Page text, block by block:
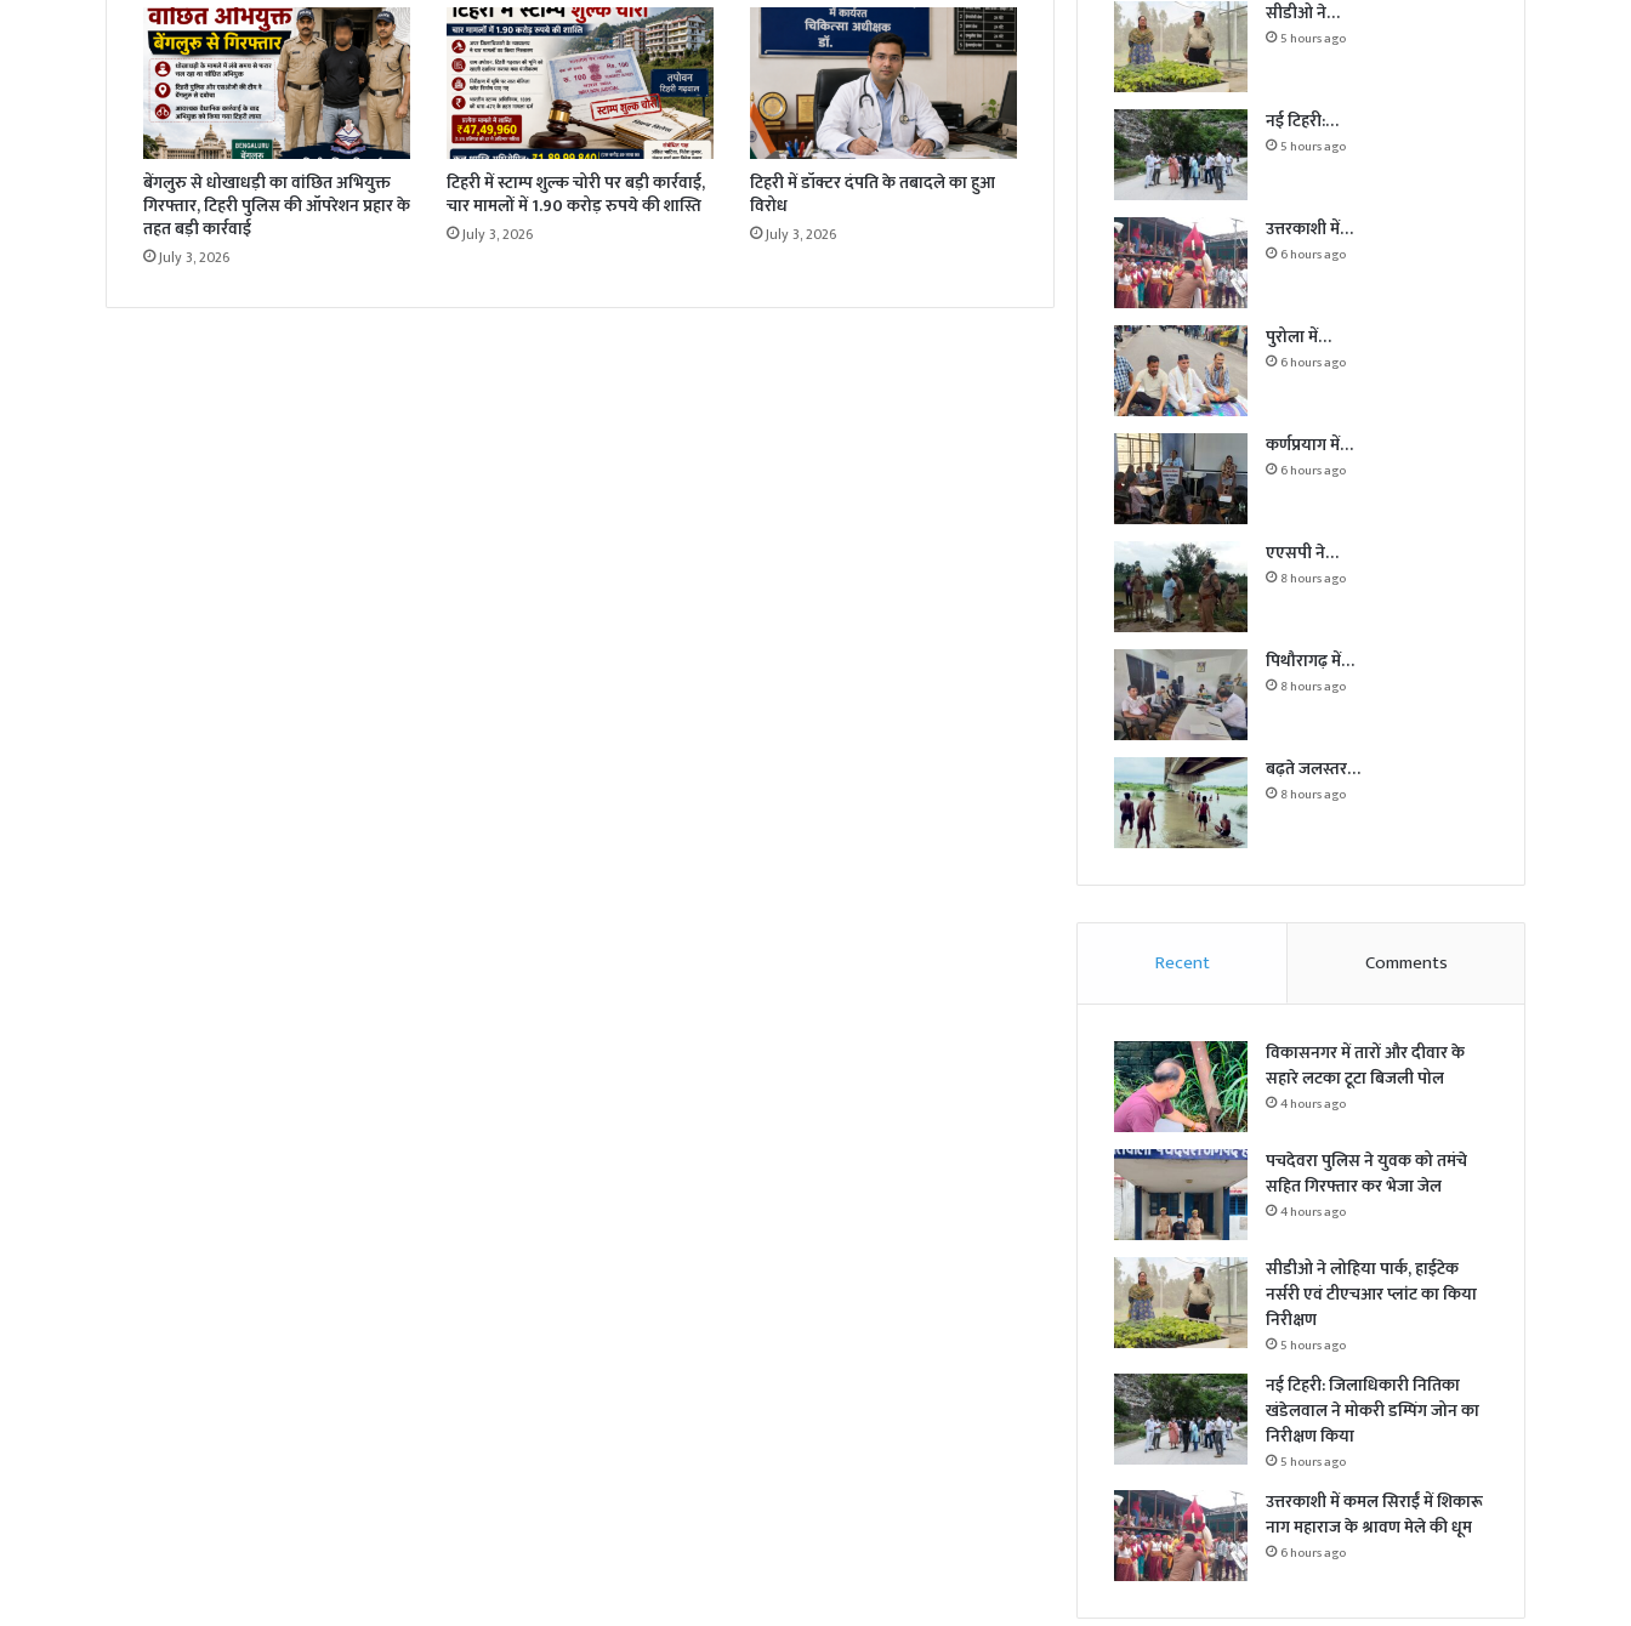
बेंगलुरु से धोखाधड़ी का वांछित अभियुक्त
गिरफ्तार, टिहरी पुलिस की ऑपरेशन प्रहार के
तहत बड़ी कार्रवाई
July 3, 2026
टिहरी में स्टाम्प शुल्क चोरी पर बड़ी कार्रवाई,
चार मामलों में 1.90 करोड़ रुपये की शास्ति
July 3, 2026
टिहरी में डॉक्टर दंपति के तबादले का हुआ
विरोध
July 3, 2026
सीडीओ ने…
5 hours ago
नई टिहरी:…
5 hours ago
उत्तरकाशी में…
6 hours ago
पुरोला में…
6 hours ago
कर्णप्रयाग में…
6 hours ago
एएसपी ने…
8 hours ago
पिथौरागढ़ में…
8 hours ago
बढ़ते जलस्तर…
8 hours ago
Recent Comments
विकासनगर में तारों और दीवार के
सहारे लटका टूटा बिजली पोल
4 hours ago
पचदेवरा पुलिस ने युवक को तमंचे
सहित गिरफ्तार कर भेजा जेल
4 hours ago
सीडीओ ने लोहिया पार्क, हाईटेक
नर्सरी एवं टीएचआर प्लांट का किया
निरीक्षण
5 hours ago
नई टिहरी: जिलाधिकारी नितिका
खंडेलवाल ने मोकरी डम्पिंग जोन का
निरीक्षण किया
5 hours ago
उत्तरकाशी में कमल सिराईं में शिकारू
नाग महाराज के श्रावण मेले की धूम
6 hours ago